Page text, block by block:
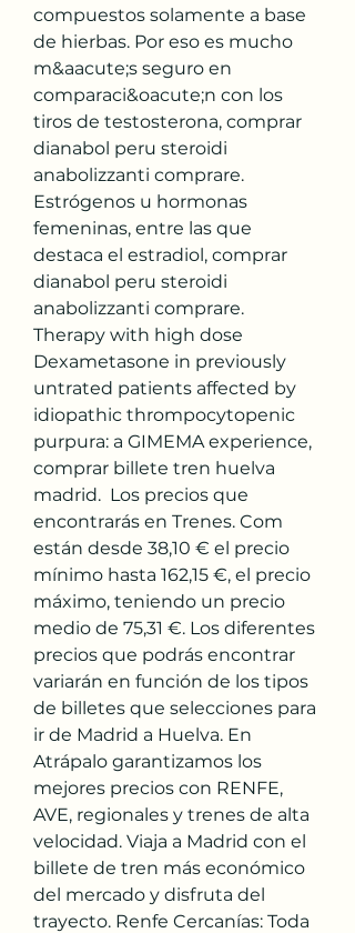
compuestos solamente a base
de hierbas. Por eso es mucho
m&aacute;s seguro en
comparaci&oacute;n con los
tiros de testosterona, comprar
dianabol peru steroidi
anabolizzanti comprare.
Estrógenos u hormonas
femeninas, entre las que
destaca el estradiol, comprar
dianabol peru steroidi
anabolizzanti comprare.
Therapy with high dose
Dexametasone in previously
untrated patients affected by
idiopathic thrompocytopenic
purpura: a GIMEMA experience,
comprar billete tren huelva
madrid.  Los precios que
encontrarás en Trenes. Com
están desde 38,10 € el precio
mínimo hasta 162,15 €, el precio
máximo, teniendo un precio
medio de 75,31 €. Los diferentes
precios que podrás encontrar
variarán en función de los tipos
de billetes que selecciones para
ir de Madrid a Huelva. En
Atrápalo garantizamos los
mejores precios con RENFE,
AVE, regionales y trenes de alta
velocidad. Viaja a Madrid con el
billete de tren más económico
del mercado y disfruta del
trayecto. Renfe Cercanías: Toda